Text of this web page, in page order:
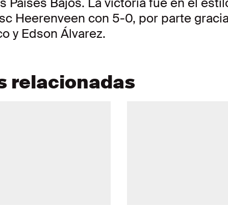
Heerenveen con 5-0, por parte
y Edson Álvarez.
relacionadas